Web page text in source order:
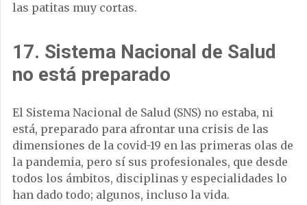
las patitas muy cortas.
17. Sistema Nacional de Salud
no está preparado
El Sistema Nacional de Salud (SNS) no estaba, ni
está, preparado para afrontar una crisis de las
dimensiones de la covid-19 en las primeras olas de
la pandemia, pero sí sus profesionales, que desde
todos los ámbitos, disciplinas y especialidades lo
han dado todo; algunos, incluso la vida.